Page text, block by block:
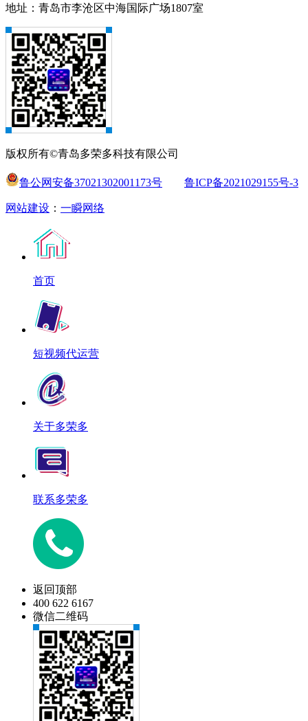
地址：青岛市李沧区中海国际广场1807室
版权所有©青岛多荣多科技有限公司
鲁公网安备37021302001173号 鲁ICP备2021029155号-3
网站建设 ： 一瞬网络
首页
短视频代运营
关于多荣多
联系多荣多
返回顶部
400 622 6167
微信二维码